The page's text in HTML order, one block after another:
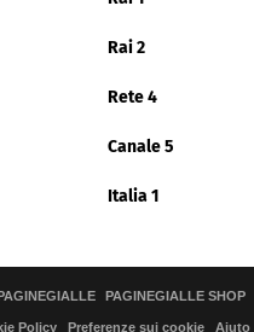
Rai 2
Rete 4
Canale 5
Italia 1
PAGINEGIALLE SHOP
Policy Preferenze sui cookie Aiuto